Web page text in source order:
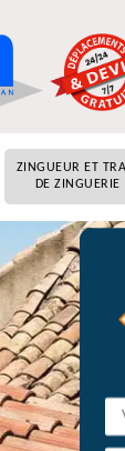
ZINGUEUR ET
DE ZINGUERIE